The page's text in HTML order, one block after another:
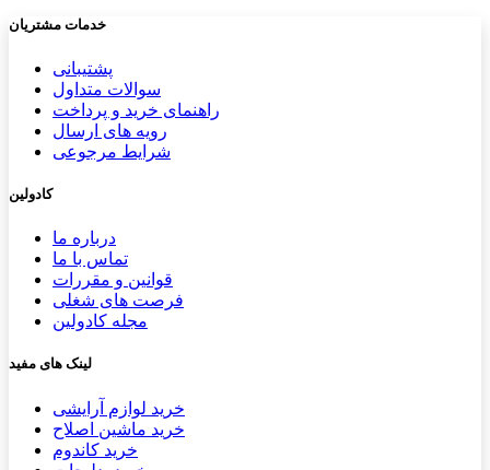
خدمات مشتریان
پشتیب​​انی
سوالات متداول
راهنمای خرید و پرداخت
رویه های ارسال
شرایط مرجوعی
کادولین
درباره ما
تماس با ما
قوانین و مقررات
فرصت های شغلی
مجله کادولین
لینک های مفید
خرید لوازم آرایشی
خرید ماشین اصلاح
خرید کاندوم